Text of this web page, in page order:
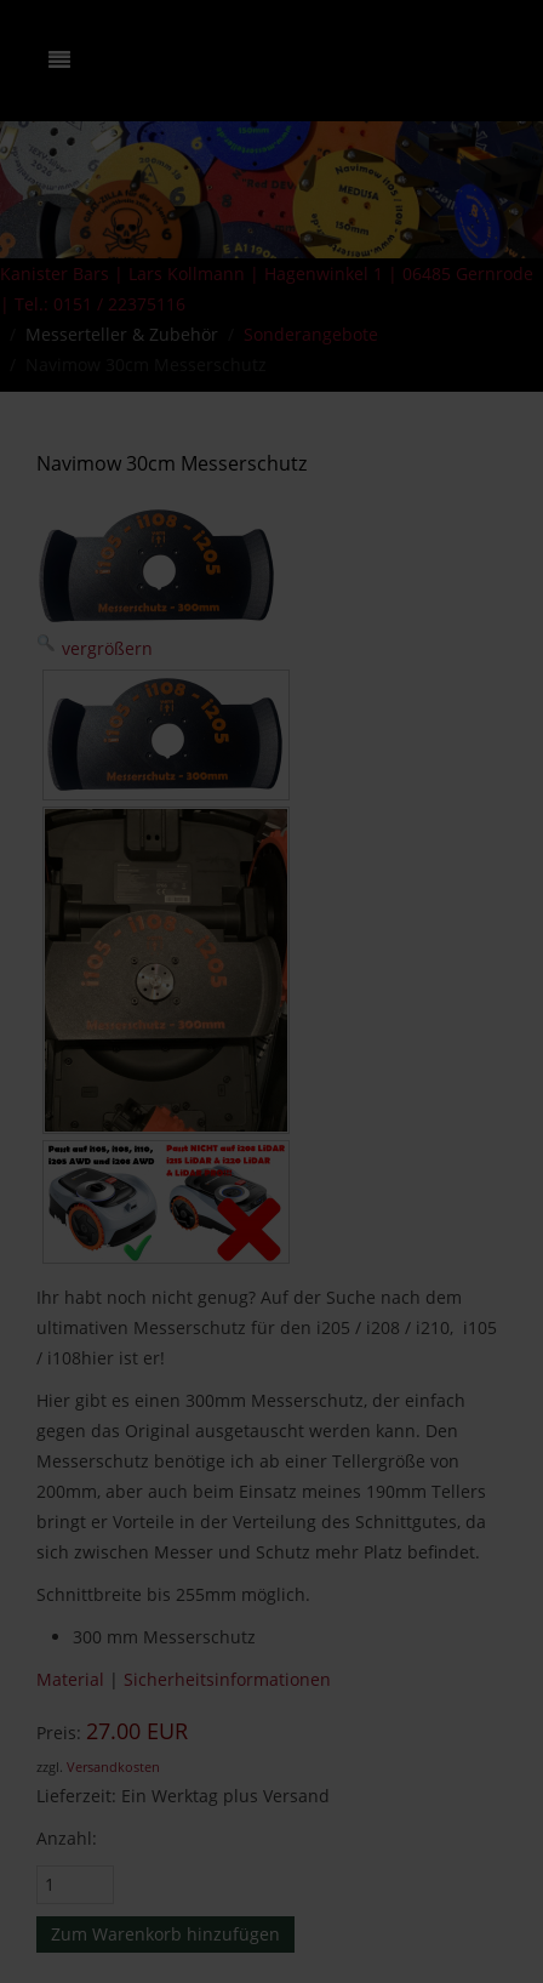
Kanister Bars | Lars Kollmann | Hagenwinkel 1 | 06485 Gernrode
| Tel.: 0151 / 22375116
Messerteller & Zubehör
Sonderangebote
Navimow 30cm Messerschutz
vergrößern
Ihr habt noch nicht genug? Auf der Suche nach dem
ultimativen Messerschutz für den i205 / i208 / i210, i105
/ i108hier ist er!
Hier gibt es einen 300mm Messerschutz, der einfach
gegen das Original ausgetauscht werden kann. Den
Messerschutz benötige ich ab einer Tellergröße von
200mm, aber auch beim Einsatz meines 190mm Tellers
bringt er Vorteile in der Verteilung des Schnittgutes, da
sich zwischen Messer und Schutz mehr Platz befindet.
Schnittbreite bis 255mm möglich.
300 mm Messerschutz
Material | Sicherheitsinformationen
Preis: 27.00 EUR
zzgl. Versandkosten
Lieferzeit: Ein Werktag plus Versand
Anzahl: